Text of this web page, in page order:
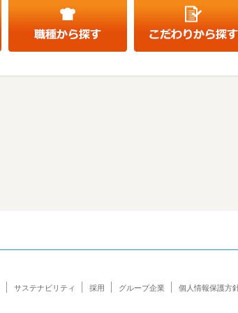
サステナビリティ 採用 グループ企業 個人情報保護方